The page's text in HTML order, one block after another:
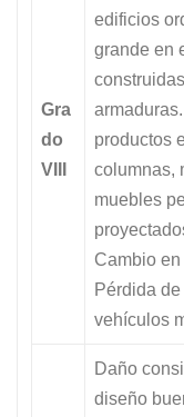
Gra
do
VIII
edificios
grande en
productos
columnas,
muebles
Cambio
Pérdida
vehículos
Daño
diseño